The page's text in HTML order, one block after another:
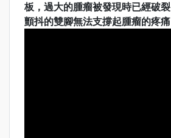
板，過大的腫瘤被發現時已經破裂
顫抖的雙腳無法支撐起腫瘤的疼痛